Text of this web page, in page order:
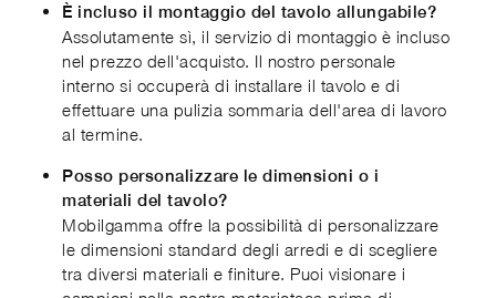
È incluso il montaggio del tavolo allungabile?
Assolutamente sì, il servizio di montaggio è incluso
nel prezzo dell'acquisto. Il nostro personale
interno si occuperà di installare il tavolo e di
effettuare una pulizia sommaria dell'area di lavoro
al termine.
Posso personalizzare le dimensioni o i
materiali del tavolo?
Mobilgamma offre la possibilità di personalizzare
le dimensioni standard degli arredi e di scegliere
tra diversi materiali e finiture. Puoi visionare i